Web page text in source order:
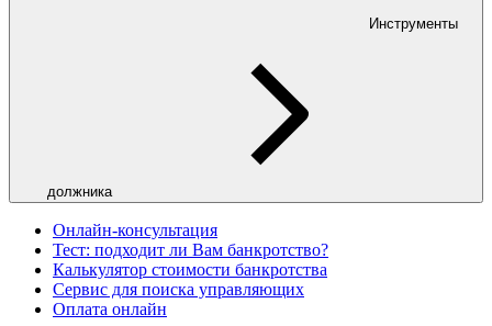
Инструменты
должника
Онлайн-консультация
Тест: подходит ли Вам банкротство?
Калькулятор стоимости банкротства
Сервис для поиска управляющих
Оплата онлайн